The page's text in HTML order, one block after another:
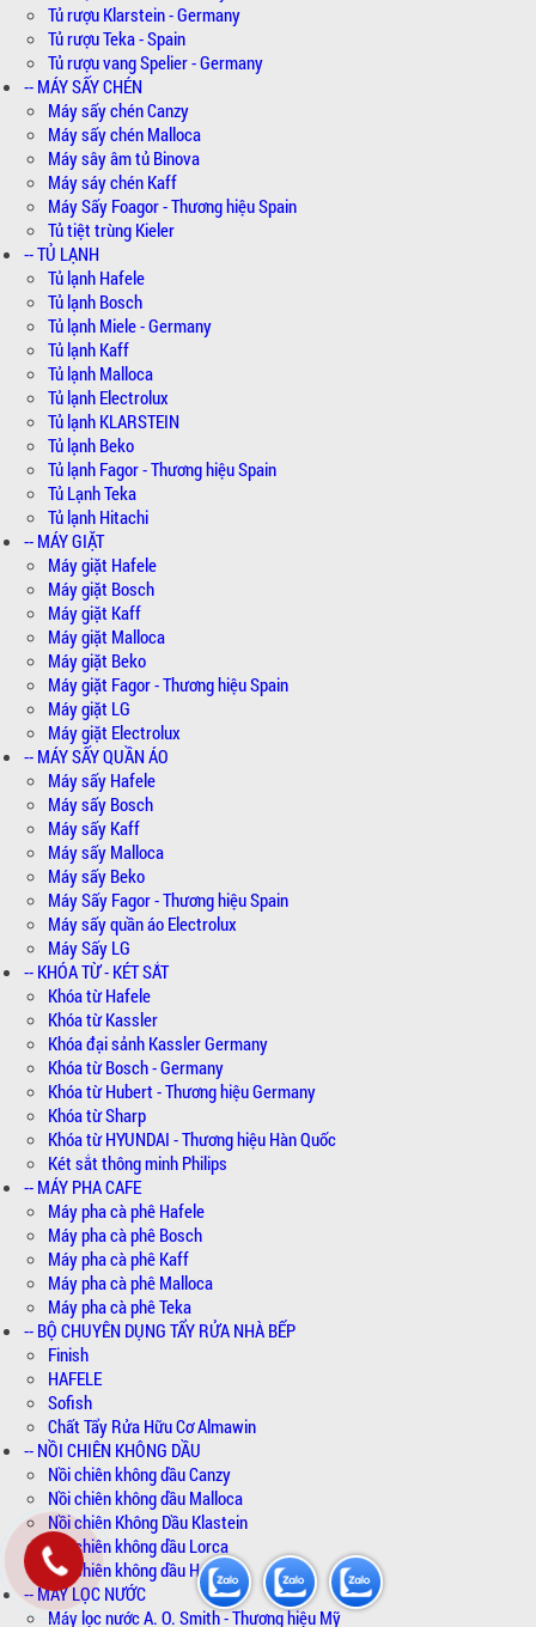
Tủ rượu Klarstein - Germany
Tủ rượu Teka - Spain
Tủ rượu vang Spelier - Germany
-- MÁY SẤY CHÉN
Máy sấy chén Canzy
Máy sấy chén Malloca
Máy sây âm tủ Binova
Máy sáy chén Kaff
Máy Sấy Foagor - Thương hiệu Spain
Tủ tiệt trùng Kieler
-- TỦ LẠNH
Tủ lạnh Hafele
Tủ lạnh Bosch
Tủ lạnh Miele - Germany
Tủ lạnh Kaff
Tủ lạnh Malloca
Tủ lạnh Electrolux
Tủ lạnh KLARSTEIN
Tủ lạnh Beko
Tủ lạnh Fagor - Thương hiệu Spain
Tủ Lạnh Teka
Tủ lạnh Hitachi
-- MÁY GIẶT
Máy giặt Hafele
Máy giặt Bosch
Máy giặt Kaff
Máy giặt Malloca
Máy giặt Beko
Máy giặt Fagor - Thương hiệu Spain
Máy giặt LG
Máy giặt Electrolux
-- MÁY SẤY QUẦN ÁO
Máy sấy Hafele
Máy sấy Bosch
Máy sấy Kaff
Máy sấy Malloca
Máy sấy Beko
Máy Sấy Fagor - Thương hiệu Spain
Máy sấy quần áo Electrolux
Máy Sấy LG
-- KHÓA TỪ - KÉT SẮT
Khóa từ Hafele
Khóa từ Kassler
Khóa đại sảnh Kassler Germany
Khóa từ Bosch - Germany
Khóa từ Hubert - Thương hiệu Germany
Khóa từ Sharp
Khóa từ HYUNDAI - Thương hiệu Hàn Quốc
Két sắt thông minh Philips
-- MÁY PHA CAFE
Máy pha cà phê Hafele
Máy pha cà phê Bosch
Máy pha cà phê Kaff
Máy pha cà phê Malloca
Máy pha cà phê Teka
-- BỘ CHUYÊN DỤNG TẨY RỬA NHÀ BẾP
Finish
HAFELE
Sofish
Chất Tẩy Rửa Hữu Cơ Almawin
-- NỒI CHIÊN KHÔNG DẦU
Nồi chiên không dầu Canzy
Nồi chiên không dầu Malloca
Nồi chiên Không Dầu Klastein
Nồi chiên không dầu Lorca
Nồi chiên không dầu Hafele
-- MÁY LỌC NƯỚC
Máy lọc nước A. O. Smith - Thương hiệu Mỹ